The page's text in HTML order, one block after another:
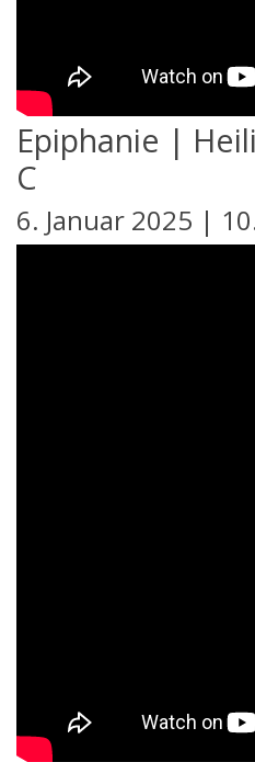
Epiphanie |
C
6. Januar 2025 |